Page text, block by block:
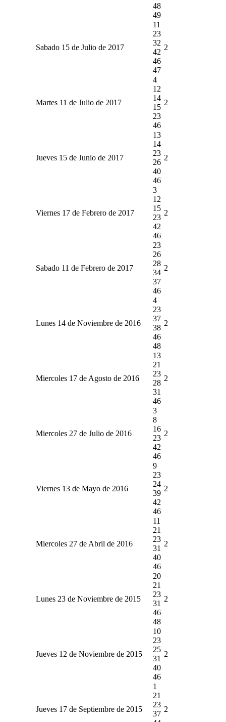
48
49
Sabado 15 de Julio de 2017
11
23
32
42
46
47
2
Martes 11 de Julio de 2017
4
12
14
15
23
46
2
Jueves 15 de Junio de 2017
13
14
23
26
40
46
2
Viernes 17 de Febrero de 2017
3
12
15
23
42
46
2
Sabado 11 de Febrero de 2017
23
26
28
34
37
46
2
Lunes 14 de Noviembre de 2016
4
23
37
38
46
48
2
Miercoles 17 de Agosto de 2016
13
21
23
28
31
46
2
Miercoles 27 de Julio de 2016
3
8
16
23
42
46
2
Viernes 13 de Mayo de 2016
9
23
24
39
42
46
2
Miercoles 27 de Abril de 2016
11
21
23
31
40
46
2
Lunes 23 de Noviembre de 2015
20
21
23
31
46
48
2
Jueves 12 de Noviembre de 2015
10
23
25
31
40
46
2
Jueves 17 de Septiembre de 2015
1
21
23
37
2